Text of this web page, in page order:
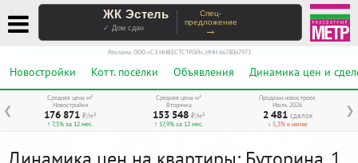
ЖК Эстель
✓ Дом сдан
Спец-
предложение
→
Реклама. ООО «СЗ ИНВЕСТСТРОЙ», ИНН 6678067973
Новостройки Котт. посёлки Объявления Динамика цен и
❮ ❯
Средняя цена м²
Новостройки
176 871 ₽/м²
↑ 7,5% за 12 мес.
Средняя цена м²
Вторичка
153 548 ₽/м²
↑ 17,9% за 12 мес.
Продажи новостроек
Июль 2026
2 481 сделок
↓ 5,3% к июню